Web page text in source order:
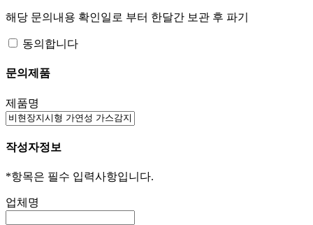
해당 문의내용 확인일로 부터 한달간 보관 후 파기
동의합니다
문의제품
제품명
작성자정보
*항목은 필수 입력사항입니다.
업체명